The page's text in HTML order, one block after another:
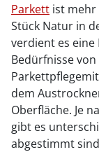
Parkett ist mehr
Stück Natur in
verdient es eine
Bedürfnisse
dem
Oberfläche. Je
gibt es
abgestimmt